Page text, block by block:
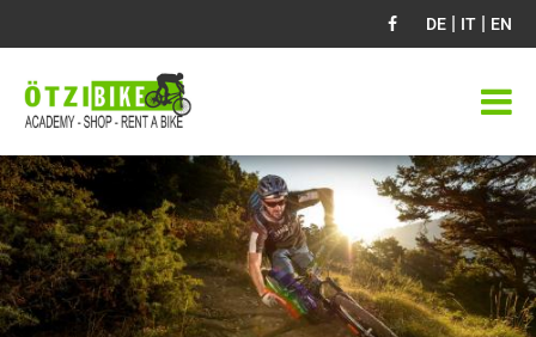
DE | IT | EN